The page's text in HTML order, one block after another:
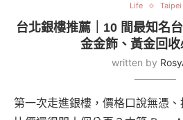
Life Taipei
台北銀樓推薦｜10 間最知名
金金飾、黃金回
written by
第一次走進銀樓，價格口說無憑